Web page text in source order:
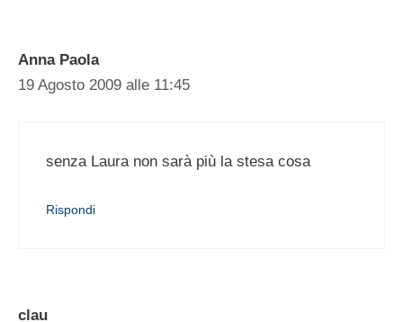
Anna Paola
19 Agosto 2009 alle 11:45
senza Laura non sarà più la stesa cosa
Rispondi
clau